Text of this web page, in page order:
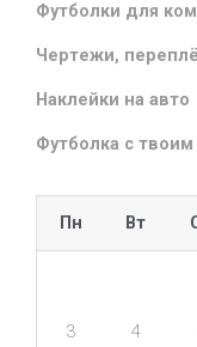
Футболки для
Чертежи,
Наклейки на авто
Футболка с
Пн Вт
3 4